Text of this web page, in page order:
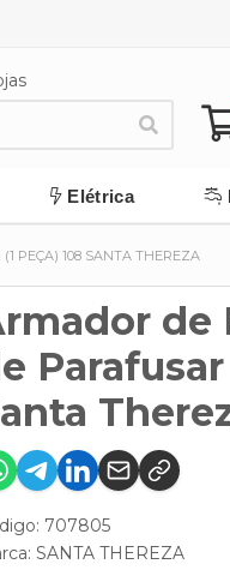
Elétrica
PEÇA) 108 SANTA THEREZA
de
Parafusar
707805
SANTA THEREZA